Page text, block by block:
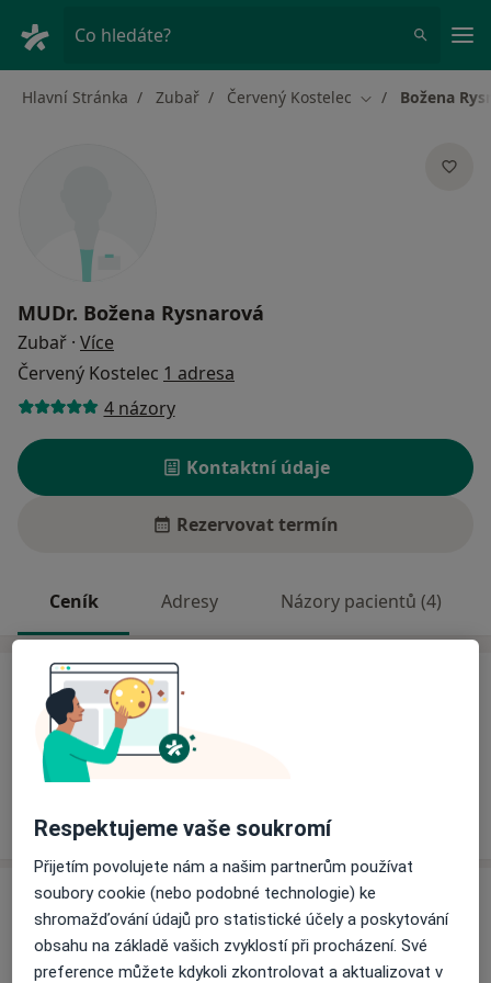
Co hledáte?
Hlavní Stránka Zubař Červený Kostelec Změna města
Božena
MUDr. Božena Rysnarová
Zubař · Více
Červený Kostelec 1 adresa
4 názory
Kontaktní údaje
Rezervovat termín
Ceník Adresy Názory pacientů (4)
Ceník
Informace o službách a cenách nejsou k dispozici
Tento specialista ještě nepřidával žádné informace o
Adresa
Sam. ordinace PL - stomatologa
Manželů Burdychových 325, Červený Kostelec
Respektujeme vaše soukromí
Přijetím povolujete nám a našim partnerům používat
soubory cookie (nebo podobné technologie) ke
shromažďování údajů pro statistické účely a poskytování
obsahu na základě vašich zvyklostí při procházení. Své
preference můžete kdykoli zkontrolovat a aktualizovat v